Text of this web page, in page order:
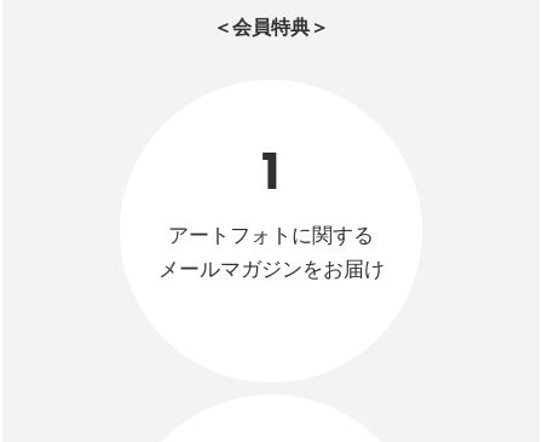
＜会員特典＞
1
アートフォトに関する
メールマガジンをお届け